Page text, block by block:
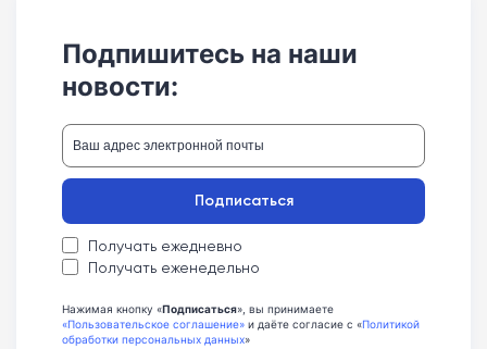
Подпишитесь на наши
новости:
Получать ежедневно
Получать еженедельно
Подписаться
Нажимая кнопку «Подписаться», вы принимаете
«Пользовательское соглашение» и даёте согласие с «Политикой
обработки персональных данных»